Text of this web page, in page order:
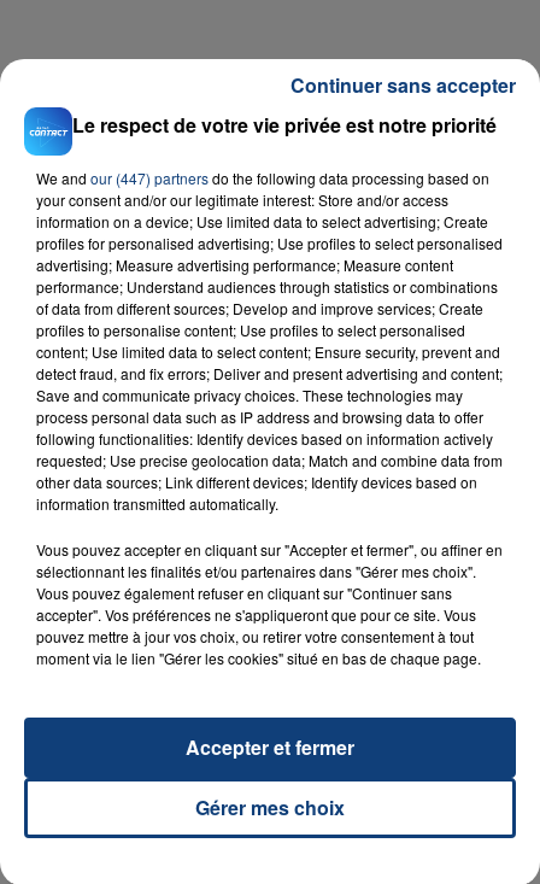
Pookie
AYA NAKAMURA
RADIO CONTACT
FIL D'ACTU
Le respect de votre vie privée est notre priorité
We and our (447) partnersdo the following data processing based on
your consent and/or our legitimate interest: Store and/or access
information on a device; Use limited data to select advertising; Create
profiles for personalised advertising; Use profiles to select personalised
advertising; Measure advertising performance; Measure content
performance; Understand audiences through statistics or combinations
of data from different sources; Develop and improve services; Create
profiles to personalise content; Use profiles to select personalised
content; Use limited data to select content; Ensure security, prevent and
detect fraud, and fix errors; Deliver and present advertising and content;
Save and communicate privacy choices. These technologies may
process personal data such as IP address and browsing data to offer
following functionalities: Identify devices based on information actively
requested; Use precise geolocation data; Match and combine data from
other data sources; Link different devices; Identify devices based on
information transmitted automatically.
Vous pouvez accepter en cliquant sur "Accepter et fermer", ou affiner en
sélectionnant les finalités et/ou partenaires dans "Gérer mes choix".
Vous pouvez également refuser en cliquant sur "Continuer sans
accepter". Vos préférences ne s'appliqueront que pour ce site. Vous
pouvez mettre à jour vos choix, ou retirer votre consentement à tout
moment via le lien "Gérer les cookies" situé en bas de chaque page.
Gérer mes choix
Accepter et fermer
Continuer sans accepter